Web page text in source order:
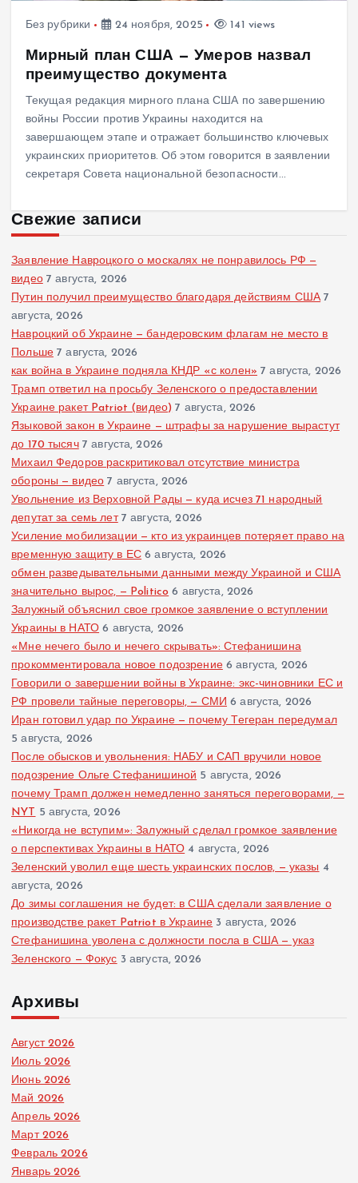
Без рубрики 24 ноября, 2025 141 views
Мирный план США — Умеров назвал
преимущество документа
Текущая редакция мирного плана США по завершению
войны России против Украины находится на
завершающем этапе и отражает большинство ключевых
украинских приоритетов. Об этом говорится в заявлении
секретаря Совета национальной безопасности…
Свежие записи
Заявление Навроцкого о москалях не понравилось РФ —
видео 7 августа, 2026
Путин получил преимущество благодаря действиям США 7
августа, 2026
Навроцкий об Украине — бандеровским флагам не место в
Польше 7 августа, 2026
как война в Украине подняла КНДР «с колен» 7 августа, 2026
Трамп ответил на просьбу Зеленского о предоставлении
Украине ракет Patriot (видео) 7 августа, 2026
Языковой закон в Украине — штрафы за нарушение вырастут
до 170 тысяч 7 августа, 2026
Михаил Федоров раскритиковал отсутствие министра
обороны — видео 7 августа, 2026
Увольнение из Верховной Рады — куда исчез 71 народный
депутат за семь лет 7 августа, 2026
Усиление мобилизации — кто из украинцев потеряет право на
временную защиту в ЕС 6 августа, 2026
обмен разведывательными данными между Украиной и США
значительно вырос, — Politico 6 августа, 2026
Залужный объяснил свое громкое заявление о вступлении
Украины в НАТО 6 августа, 2026
«Мне нечего было и нечего скрывать»: Стефанишина
прокомментировала новое подозрение 6 августа, 2026
Говорили о завершении войны в Украине: экс-чиновники ЕС и
РФ провели тайные переговоры, — СМИ 6 августа, 2026
Иран готовил удар по Украине — почему Тегеран передумал
5 августа, 2026
После обысков и увольнения: НАБУ и САП вручили новое
подозрение Ольге Стефанишиной 5 августа, 2026
почему Трамп должен немедленно заняться переговорами, —
NYT 5 августа, 2026
«Никогда не вступим»: Залужный сделал громкое заявление
о перспективах Украины в НАТО 4 августа, 2026
Зеленский уволил еще шесть украинских послов, — указы 4
августа, 2026
До зимы соглашения не будет: в США сделали заявление о
производстве ракет Patriot в Украине 3 августа, 2026
Стефанишина уволена с должности посла в США — указ
Зеленского — Фокус 3 августа, 2026
Архивы
Август 2026
Июль 2026
Июнь 2026
Май 2026
Апрель 2026
Март 2026
Февраль 2026
Январь 2026